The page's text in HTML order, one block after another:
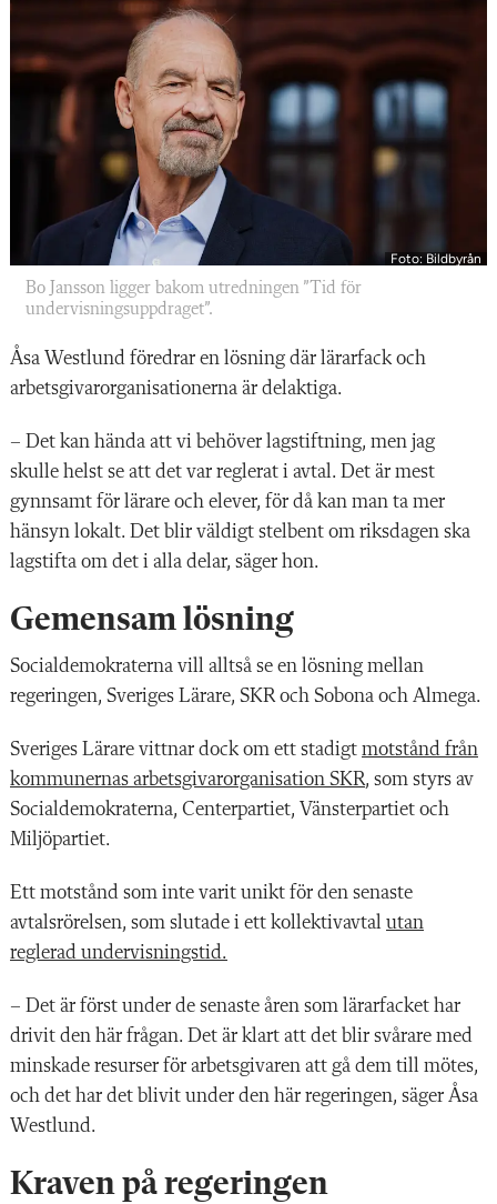
Foto: Bildbyrån
Bo Jansson ligger bakom utredningen ”Tid för
undervisningsuppdraget”.
Åsa Westlund föredrar en lösning där lärarfack och
arbetsgivarorganisationerna är delaktiga.
– Det kan hända att vi behöver lagstiftning, men jag
skulle helst se att det var reglerat i avtal. Det är mest
gynnsamt för lärare och elever, för då kan man ta mer
hänsyn lokalt. Det blir väldigt stelbent om riksdagen ska
lagstifta om det i alla delar, säger hon.
Gemensam lösning
Socialdemokraterna vill alltså se en lösning mellan
regeringen, Sveriges Lärare, SKR och Sobona och Almega.
Sveriges Lärare vittnar dock om ett stadigt motstånd från
kommunernas arbetsgivarorganisation SKR, som styrs av
Socialdemokraterna, Centerpartiet, Vänsterpartiet och
Miljöpartiet.
Ett motstånd som inte varit unikt för den senaste
avtalsrörelsen, som slutade i ett kollektivavtal utan
reglerad undervisningstid.
– Det är först under de senaste åren som lärarfacket har
drivit den här frågan. Det är klart att det blir svårare med
minskade resurser för arbetsgivaren att gå dem till mötes,
och det har det blivit under den här regeringen, säger Åsa
Westlund.
Kraven på regeringen